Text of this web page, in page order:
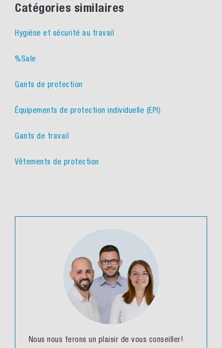
Catégories similaires
Hygiène et sécurité au travail
%Sale
Gants de protection
Équipements de protection individuelle (EPI)
Gants de travail
Vêtements de protection
Nous nous ferons un plaisir de vous conseiller!